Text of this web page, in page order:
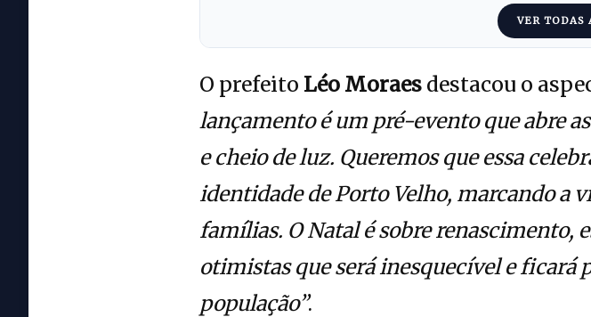
VER TODAS
O prefeito Léo Moraes destacou o
lançamento é um pré-evento que abre
e cheio de luz. Queremos que essa
identidade de Porto Velho, marcando a
famílias. O Natal é sobre renascimento,
otimistas que será inesquecível e ficará
população”.